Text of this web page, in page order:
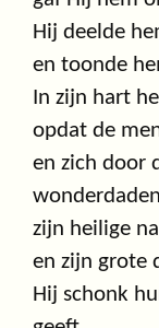
Hij deelde
en toonde
In zijn hart
opdat de
en zich door
zijn heilige
en zijn grote
Hij schonk